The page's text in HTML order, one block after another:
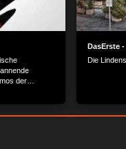
der
DasErste
Die